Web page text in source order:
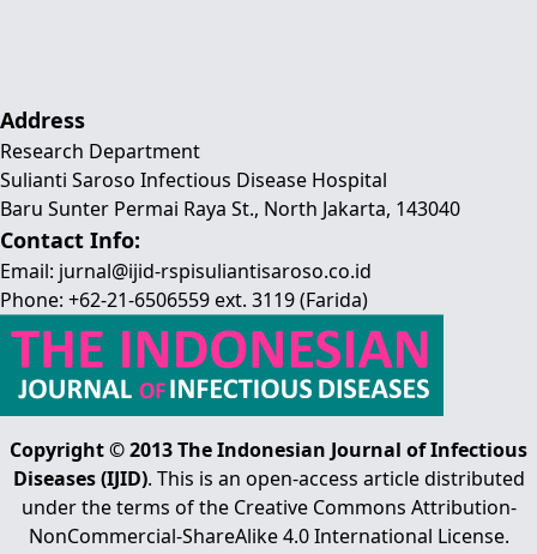
Address
Research Department
Sulianti Saroso Infectious Disease Hospital
Baru Sunter Permai Raya St., North Jakarta, 143040
Contact Info:
Email: jurnal@ijid-rspisuliantisaroso.co.id
Phone: +62-21-6506559 ext. 3119 (Farida)
Copyright © 2013 The Indonesian Journal of Infectious
Diseases (IJID). This is an open-access article distributed
under the terms of the Creative Commons Attribution-
NonCommercial-ShareAlike 4.0 International License.